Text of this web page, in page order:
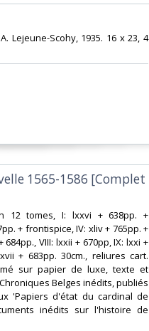
Lejeune-Scohy, 1935. 16 x 23, 4
1565-1586 [Complet
12 tomes, I: lxxvi + 638pp. +
+ frontispice, IV: xliv + 765pp. +
VIII: lxxii + 670pp, IX: lxxi +
+ 683pp. 30cm., reliures cart.
sur papier de luxe, texte et
Belges inédits, publiés
'Papiers d'état du cardinal de
inédits sur l'histoire de